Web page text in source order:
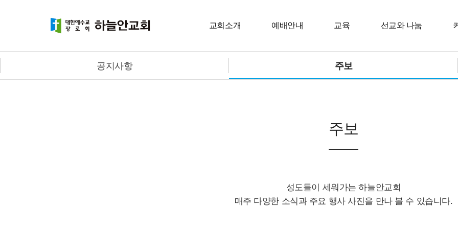
교회소개 예배안내 교육 선교와 나눔
공지사항 주보
주보
성도들이 세워가는 하늘안교회
매주 다양한 소식과 주요 행사 사진을 만나 볼 수 있습니다.